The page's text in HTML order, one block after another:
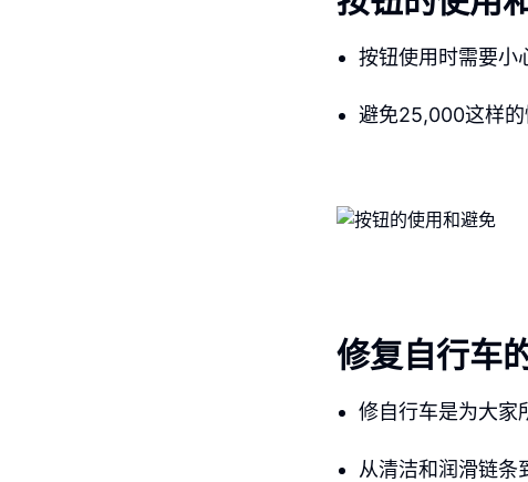
按钮使用时需要小
避免25,000这样的
修复自行车
修自行车是为大家
从清洁和润滑链条